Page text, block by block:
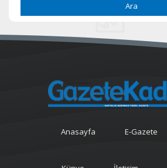
Ara
Anasayfa E-Gazete